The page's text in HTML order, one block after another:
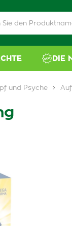
DIE
und Psyche